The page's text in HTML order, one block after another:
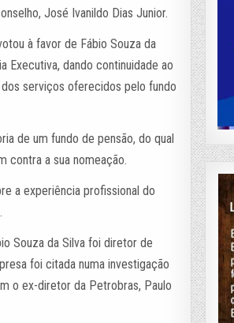
José Ivanildo Dias Junior.
à favor de Fábio Souza da
Executiva, dando continuidade ao
serviços oferecidos pelo fundo
de um fundo de pensão, do qual
contra a sua nomeação.
a experiência profissional do
Souza da Silva foi diretor de
foi citada numa investigação
o ex-diretor da Petrobras, Paulo